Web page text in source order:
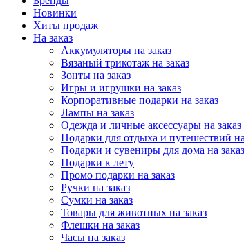
Новинки
Хиты продаж
На заказ
Аккумуляторы на заказ
Вязаный трикотаж на заказ
Зонты на заказ
Игры и игрушки на заказ
Корпоративные подарки на заказ
Лампы на заказ
Одежда и личные аксессуары на заказ
Подарки для отдыха и путешествий на
Подарки и сувениры для дома на заказ
Подарки к лету
Промо подарки на заказ
Ручки на заказ
Сумки на заказ
Товары для животных на заказ
Флешки на заказ
Часы на заказ